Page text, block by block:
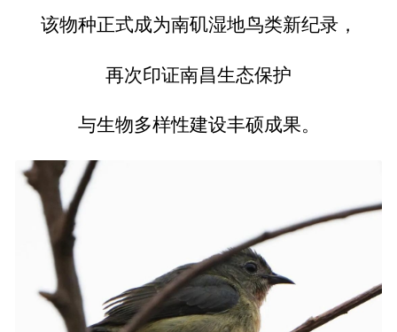
该物种正式成为南矶湿地鸟类新纪录，
再次印证南昌生态保护
与生物多样性建设丰硕成果。